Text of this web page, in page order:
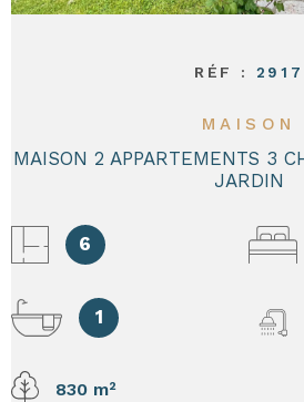
RÉF : 2917
MAISON
MAISON 2 APPARTEMENTS 3
JARDIN
6
1
830 m²